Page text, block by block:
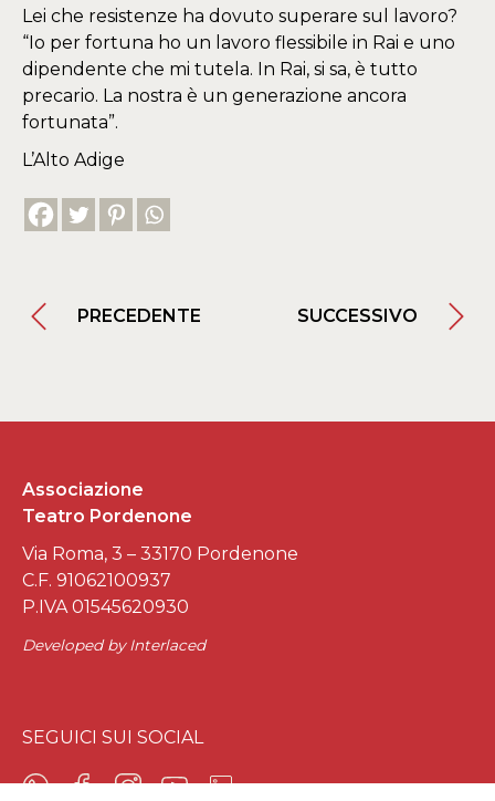
Lei che resistenze ha dovuto superare sul lavoro?
“Io per fortuna ho un lavoro flessibile in Rai e uno
dipendente che mi tutela. In Rai, si sa, è tutto
precario. La nostra è un generazione ancora
fortunata”.
L’Alto Adige
PRECEDENTE SUCCESSIVO
Associazione
Teatro Pordenone
Via Roma, 3 – 33170 Pordenone
C.F. 91062100937
P.IVA 01545620930
Developed by Interlaced
SEGUICI SUI SOCIAL